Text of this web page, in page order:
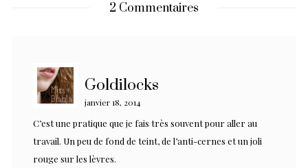
2 Commentaires
Goldilocks
janvier 18, 2014
C’est une pratique que je fais très souvent pour aller au
travail. Un peu de fond de teint, de l’anti-cernes et un joli
rouge sur les lèvres.